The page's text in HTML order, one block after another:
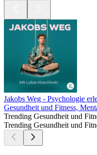
Jakobs Weg - Psychologie
Gesundheit und Fitness,
Trending Gesundheit und
Trending Gesundheit und